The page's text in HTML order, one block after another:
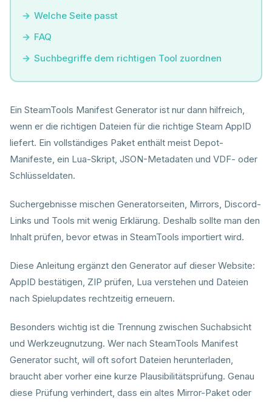
Welche Seite passt
FAQ
Suchbegriffe dem richtigen Tool zuordnen
Ein SteamTools Manifest Generator ist nur dann hilfreich,
wenn er die richtigen Dateien für die richtige Steam AppID
liefert. Ein vollständiges Paket enthält meist Depot-
Manifeste, ein Lua-Skript, JSON-Metadaten und VDF- oder
Schlüsseldaten.
Suchergebnisse mischen Generatorseiten, Mirrors, Discord-
Links und Tools mit wenig Erklärung. Deshalb sollte man den
Inhalt prüfen, bevor etwas in SteamTools importiert wird.
Diese Anleitung ergänzt den Generator auf dieser Website:
AppID bestätigen, ZIP prüfen, Lua verstehen und Dateien
nach Spielupdates rechtzeitig erneuern.
Besonders wichtig ist die Trennung zwischen Suchabsicht
und Werkzeugnutzung. Wer nach SteamTools Manifest
Generator sucht, will oft sofort Dateien herunterladen,
braucht aber vorher eine kurze Plausibilitätsprüfung. Genau
diese Prüfung verhindert, dass ein altes Mirror-Paket oder